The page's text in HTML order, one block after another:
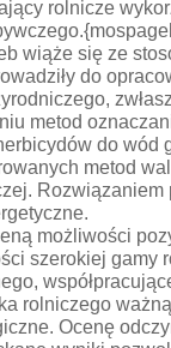
rolnicze
wiąże się ze
do
metod
do
metod
możliwości
szerokiej
rolniczego
Ocenę